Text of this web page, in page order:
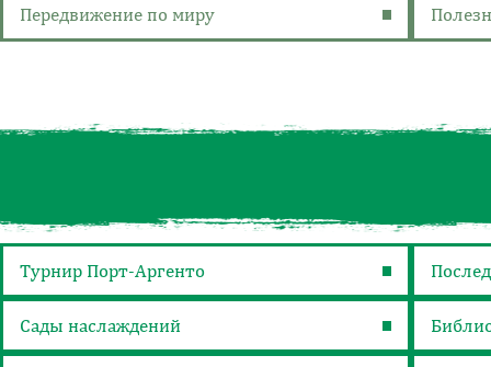
Передвижение по миру
Турнир Порт-Аргенто
Сады наслаждений